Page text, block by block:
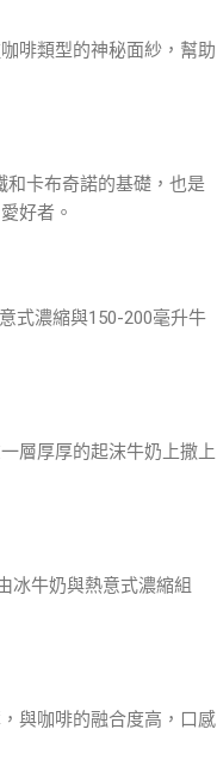
啡類型的神秘面紗，幫助
卡布奇諾的基礎，也是
好者。
式濃縮與150-200毫升牛
層厚厚的起沫牛奶上撒上
冰牛奶與熱意式濃縮組
與咖啡的融合度高，口感